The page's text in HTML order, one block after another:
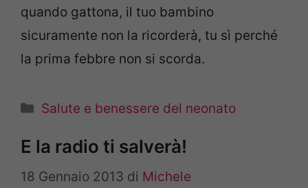
quando gattona, il tuo bambino
sicuramente non la ricorderà, tu sì perché
la prima febbre non si scorda.
Categorie
Salute e benessere del neonato
E la radio ti salverà!
18 Gennaio 2013 di Michele